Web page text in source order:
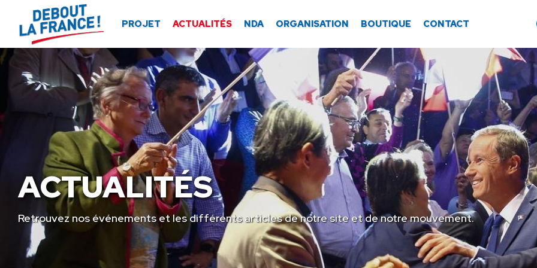
PROJET ACTUALITÉS NDA ORGANISATION BOUTIQUE CONTACT
ACTUALITÉS
Retrouvez nos événements et les différents articles de notre site et de notre mouvement.
Panneau de gestion des cookies